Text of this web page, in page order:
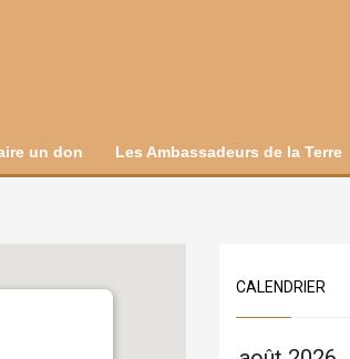
un don Les Ambassadeurs de la Terre
CALENDRIER